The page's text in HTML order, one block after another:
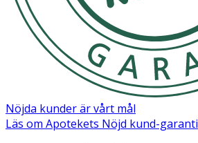
Nöjda kunder är vårt mål
Läs om Apotekets Nöjd kund-garanti